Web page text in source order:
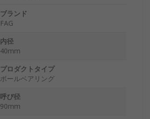
ブランド
FAG
内径
40mm
プロダクトタイプ
ボールベアリング
呼び径
90mm